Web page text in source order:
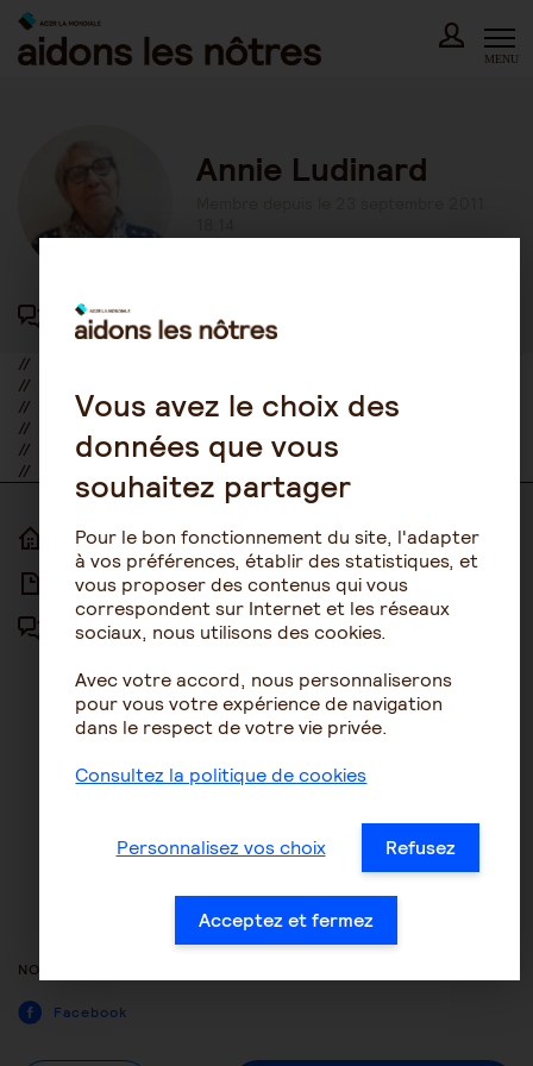
Skip
content
MENU
Annie Ludinard
417 participations au forum
//
//
//
//
//
//
ACCUEIL
ARTICLES
FORUM
ACCESSIBILITÉ
NOUS CONTACTER
MENTIONS LÉGALES
PLAN DU SITE
CONDITIONS GÉNÉRALES
GESTION DES COOKIES
ACCESSIBILITÉ : NON
CONFORME
NOUS SUIVRE
Facebook
Vous avez le choix des
données que vous
souhaitez partager
Pour le bon fonctionnement du site, l'adapter
à vos préférences, établir des statistiques, et
vous proposer des contenus qui vous
correspondent sur Internet et les réseaux
sociaux, nous utilisons des cookies.
Avec votre accord, nous personnaliserons
pour vous votre expérience de navigation
dans le respect de votre vie privée.
Consultez la politique de cookies
Personnalisez vos choix Refusez
Acceptez et fermez